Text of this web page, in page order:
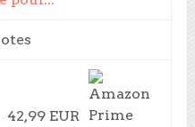
42,99 EUR